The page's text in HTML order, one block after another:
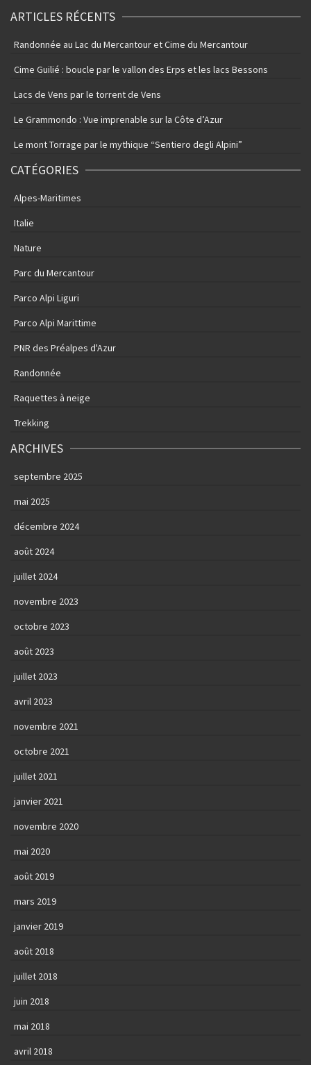
ARTICLES RÉCENTS
Randonnée au Lac du Mercantour et Cime du Mercantour
Cime Guilié : boucle par le vallon des Erps et les lacs Bessons
Lacs de Vens par le torrent de Vens
Le Grammondo : Vue imprenable sur la Côte d’Azur
Le mont Torrage par le mythique “Sentiero degli Alpini”
CATÉGORIES
Alpes-Maritimes
Italie
Nature
Parc du Mercantour
Parco Alpi Liguri
Parco Alpi Marittime
PNR des Préalpes d'Azur
Randonnée
Raquettes à neige
Trekking
ARCHIVES
septembre 2025
mai 2025
décembre 2024
août 2024
juillet 2024
novembre 2023
octobre 2023
août 2023
juillet 2023
avril 2023
novembre 2021
octobre 2021
juillet 2021
janvier 2021
novembre 2020
mai 2020
août 2019
mars 2019
janvier 2019
août 2018
juillet 2018
juin 2018
mai 2018
avril 2018